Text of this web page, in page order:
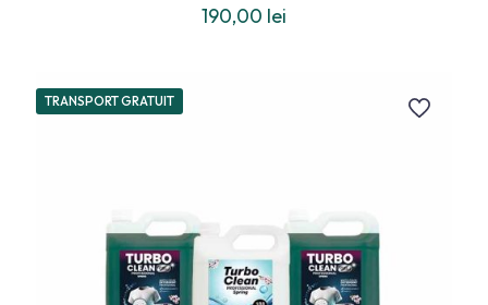
Evaluat la
5.00
190,00 lei
TRANSPORT GRATUIT